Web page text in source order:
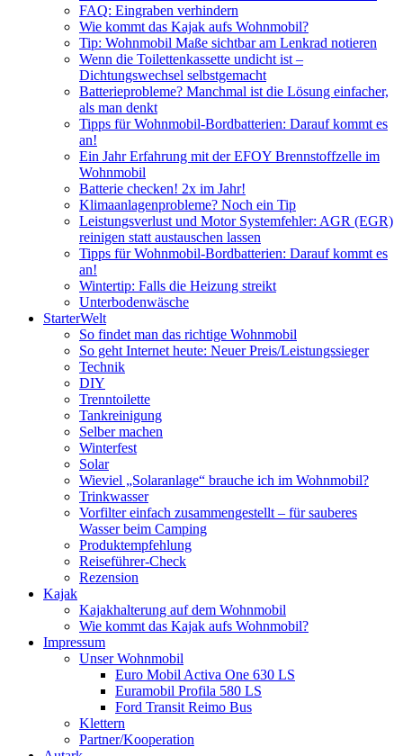
FAQ: Eingraben verhindern
Wie kommt das Kajak aufs Wohnmobil?
Tip: Wohnmobil Maße sichtbar am Lenkrad notieren
Wenn die Toilettenkassette undicht ist –
Dichtungswechsel selbstgemacht
Batterieprobleme? Manchmal ist die Lösung einfacher,
als man denkt
Tipps für Wohnmobil-Bordbatterien: Darauf kommt es
an!
Ein Jahr Erfahrung mit der EFOY Brennstoffzelle im
Wohnmobil
Batterie checken! 2x im Jahr!
Klimaanlagenprobleme? Noch ein Tip
Leistungsverlust und Motor Systemfehler: AGR (EGR)
reinigen statt austauschen lassen
Tipps für Wohnmobil-Bordbatterien: Darauf kommt es
an!
Wintertip: Falls die Heizung streikt
Unterbodenwäsche
StarterWelt
So findet man das richtige Wohnmobil
So geht Internet heute: Neuer Preis/Leistungssieger
Technik
DIY
Trenntoilette
Tankreinigung
Selber machen
Winterfest
Solar
Wieviel „Solaranlage“ brauche ich im Wohnmobil?
Trinkwasser
Vorfilter einfach zusammengestellt – für sauberes
Wasser beim Camping
Produktempfehlung
Reiseführer-Check
Rezension
Kajak
Kajakhalterung auf dem Wohnmobil
Wie kommt das Kajak aufs Wohnmobil?
Impressum
Unser Wohnmobil
Euro Mobil Activa One 630 LS
Euramobil Profila 580 LS
Ford Transit Reimo Bus
Klettern
Partner/Kooperation